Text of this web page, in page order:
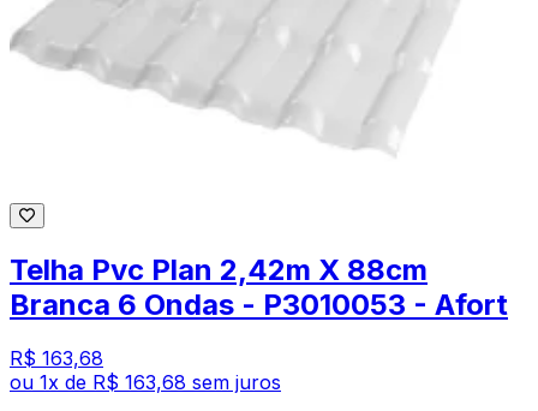
Telha Pvc Plan 2,42m X 88cm
Branca 6 Ondas - P3010053 - Afort
R$ 163,68
ou 1x de R$ 163,68 sem juros